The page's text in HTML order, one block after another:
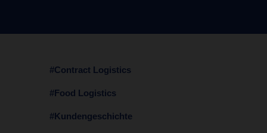
#Contract Logistics
#Food Logistics
#Kundengeschichte